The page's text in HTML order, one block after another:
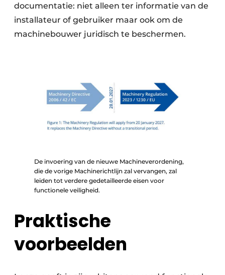
documentatie: niet alleen ter informatie van de
installateur of gebruiker maar ook om de
machinebouwer juridisch te beschermen.
De invoering van de nieuwe Machineverordening,
die de vorige Machinerichtlijn zal vervangen, zal
leiden tot verdere gedetailleerde eisen voor
functionele veiligheid.
Praktische
voorbeelden